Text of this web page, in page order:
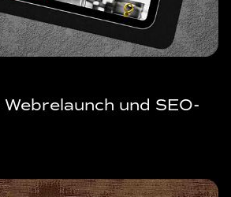
Webrelaunch und SEO-